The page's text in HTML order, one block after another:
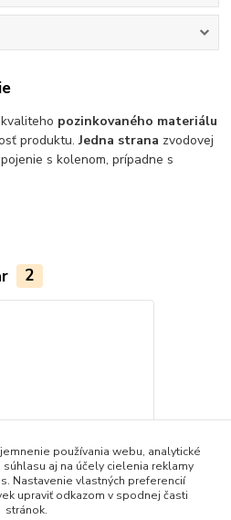
pozinkovaného materiálu
produktu.Jedna strana zvodovej
s kolenom, prípadne s
2
používania webu, analytické
aj na účely cielenia reklamy
Nastavenie vlastných preferencií
upraviť odkazom v spodnej časti
stránok.